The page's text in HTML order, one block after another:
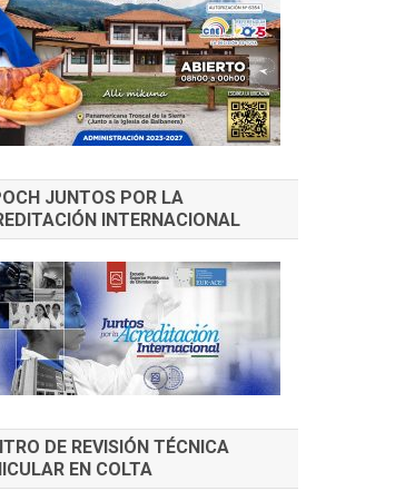
JUNTOS POR LA
INTERNACIONAL
DE REVISIÓN TÉCNICA
EN COLTA